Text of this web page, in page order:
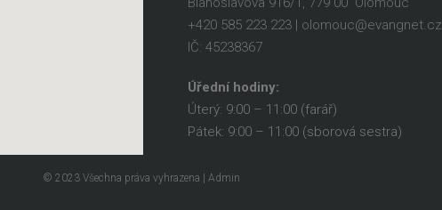
+420 585 223 223 | olomouc@evangnet.cz
IČ: 45238367
Úřední hodiny:
Úterý: 9:00 – 11:00 (farář)
Pátek: 9:00 – 11:00 (sborová sestra)
© 2023 Všechna práva vyhrazena | Admin